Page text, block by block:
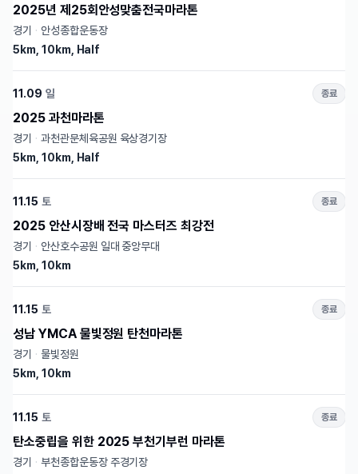
2025년 제25회안성맞춤전국마라톤
경기 · 안성종합운동장
5km, 10km, Half
11.09 일 종료
2025 과천마라톤
경기 · 과천관문체육공원 육상경기장
5km, 10km, Half
11.15 토 종료
2025 안산시장배 전국 마스터즈 최강전
경기 · 안산호수공원 일대 중앙무대
5km, 10km
11.15 토 종료
성남 YMCA 물빛정원 탄천마라톤
경기 · 물빛정원
5km, 10km
11.15 토 종료
탄소중립을 위한 2025 부천기부런 마라톤
경기 · 부천종합운동장 주경기장